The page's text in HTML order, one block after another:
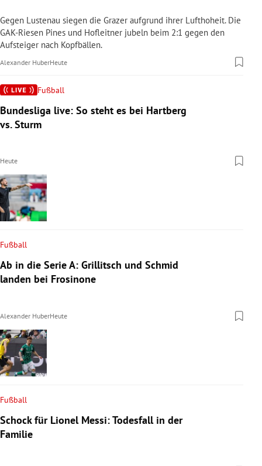
Gegen Lustenau siegen die Grazer aufgrund ihrer Lufthoheit. Die
GAK-Riesen Pines und Hofleitner jubeln beim 2:1 gegen den
Aufsteiger nach Kopfbällen.
Alexander HuberHeute
Fußball
Bundesliga live: So steht es bei Hartberg
vs. Sturm
Heute
Fußball
Ab in die Serie A: Grillitsch und Schmid
landen bei Frosinone
Alexander HuberHeute
Fußball
Schock für Lionel Messi: Todesfall in der
Familie